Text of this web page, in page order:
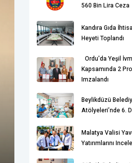
560 Bin Lira Ceza
Kandıra Gıda
Heyeti Toplandı
Ordu'da Yeşil
Kapsamında 2
Imzalandı
Beylikdüzü
Atölyeleri’nde 6.
Malatya Valisi
Yatırımlarını